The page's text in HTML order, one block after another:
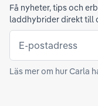
Få nyheter, tips och
laddhybrider direkt till
E-postadress
Läs mer om hur Carla